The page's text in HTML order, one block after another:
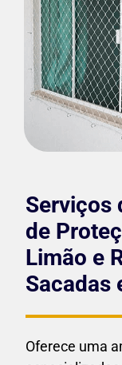
Serviços
de
Limão e
Sacadas
Oferece uma